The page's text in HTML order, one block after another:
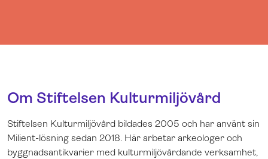
Om Stiftelsen Kulturmiljövård
Stiftelsen Kulturmiljövård bildades 2005 och har använt sin
Milient-lösning sedan 2018. Här arbetar arkeologer och
byggnadsantikvarier med kulturmiljövårdande verksamhet,